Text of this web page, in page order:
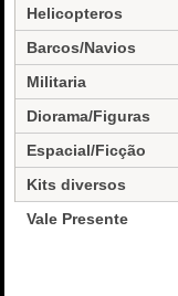
Helicopteros
Barcos/Navios
Militaria
Diorama/Figuras
Espacial/Ficção
Kits diversos
Vale Presente